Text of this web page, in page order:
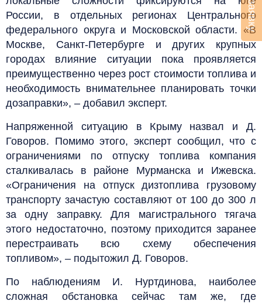
России, в отдельных регионах Центрального
федерального округа и Московской области. «В
Москве, Санкт-Петербурге и других крупных
городах влияние ситуации пока проявляется
преимущественно через рост стоимости топлива и
необходимость внимательнее планировать точки
дозаправки», – добавил эксперт.
Напряженной ситуацию в Крыму назвал и Д.
Говоров. Помимо этого, эксперт сообщил, что с
ограничениями по отпуску топлива компания
сталкивалась в районе Мурманска и Ижевска.
«Ограничения на отпуск дизтоплива грузовому
транспорту зачастую составляют от 100 до 300 л
за одну заправку. Для магистрального тягача
этого недостаточно, поэтому приходится заранее
перестраивать всю схему обеспечения
топливом», – подытожил Д. Говоров.
По наблюдениям И. Нуртдинова, наиболее
сложная обстановка сейчас там же, где